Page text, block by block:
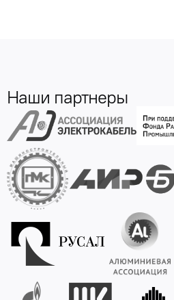
Наши партнеры